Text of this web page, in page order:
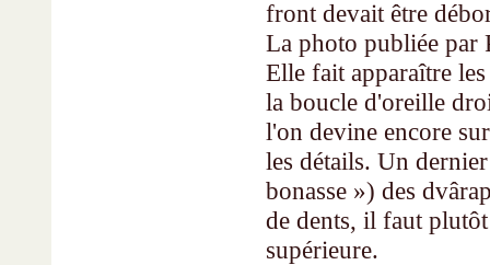
front devait être
La photo publiée par
Elle fait appa­raître
la boucle d'oreille
l'on devine encore
les détails. Un
bo­nasse ») des
de dents, il faut
supérieure.